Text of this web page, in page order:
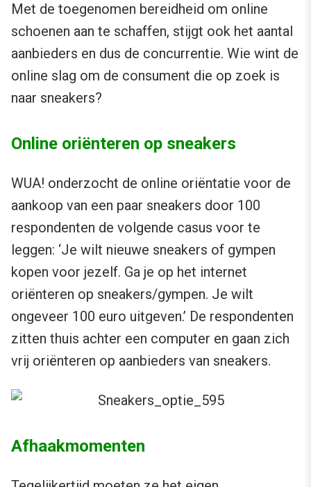
Met de toegenomen bereidheid om online
schoenen aan te schaffen, stijgt ook het aantal
aanbieders en dus de concurrentie. Wie wint de
online slag om de consument die op zoek is
naar sneakers?
Online oriënteren op sneakers
WUA! onderzocht de online oriëntatie voor de
aankoop van een paar sneakers door 100
respondenten de volgende casus voor te
leggen: ‘Je wilt nieuwe sneakers of gympen
kopen voor jezelf. Ga je op het internet
oriënteren op sneakers/gympen. Je wilt
ongeveer 100 euro uitgeven.’ De respondenten
zitten thuis achter een computer en gaan zich
vrij oriënteren op aanbieders van sneakers.
Afhaakmomenten